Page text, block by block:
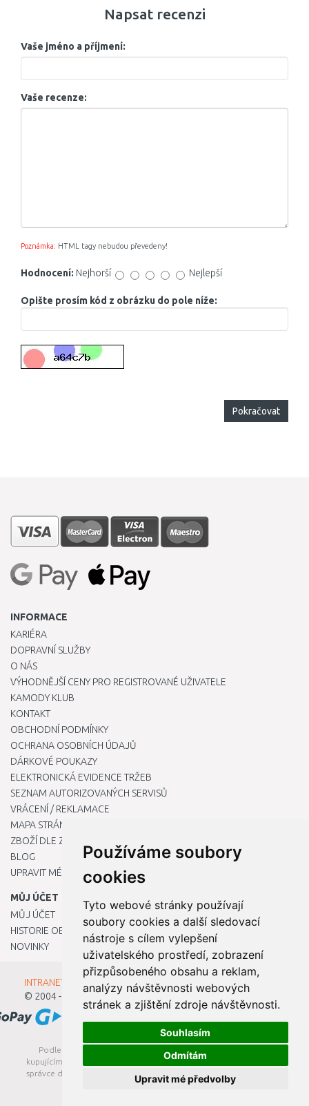
Používáme soubory
cookies
Tyto webové stránky používají
soubory cookies a další sledovací
nástroje s cílem vylepšení
uživatelského prostředí, zobrazení
přizpůsobeného obsahu a reklam,
analýzy návštěvnosti webových
stránek a zjištění zdroje návštěvnosti.
Souhlasím
Odmítám
Upravit mé předvolby
Napsat recenzi
Vaše jméno a příjmení:
Vaše recenze:
Poznámka: HTML tagy nebudou převedeny!
Hodnocení: Nejhorší Nejlepší
Opište prosím kód z obrázku do pole níže:
Pokračovat
INFORMACE
KARIÉRA
DOPRAVNÍ SLUŽBY
O NÁS
VÝHODNĚJŠÍ CENY PRO REGISTROVANÉ UŽIVATELE
KAMODY KLUB
KONTAKT
OBCHODNÍ PODMÍNKY
OCHRANA OSOBNÍCH ÚDAJŮ
DÁRKOVÉ POUKAZY
ELEKTRONICKÁ EVIDENCE TRŽEB
SEZNAM AUTORIZOVANÝCH SERVISŮ
VRÁCENÍ / REKLAMACE
MAPA STRÁNKY
ZBOŽÍ DLE ZNAČEK
BLOG
UPRAVIT MÉ PŘEDVOLBY COOKIES
MŮJ ÚČET
MŮJ ÚČET
HISTORIE OBJEDNÁVEK
NOVINKY
INTRANET - Přihlášení pro zaměstnance
© 2004 - 2026
Kamody s.r.o.
Podle zákona o evidenci tržeb je prodávající povinen vystavit
kupujícímu účtenku. Zároveň je povinen zaevidovat přijatou tržbu u
správce daně online; v případě technického výpadku pak nejpozději
do 48 hodin.